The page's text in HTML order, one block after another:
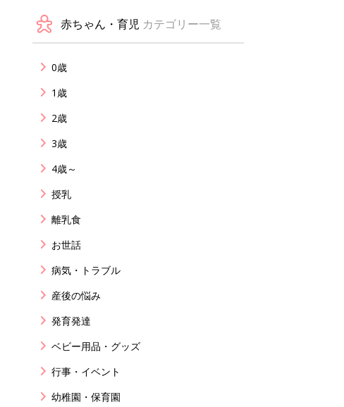
赤ちゃん・育児 カテゴリー一覧
0歳
1歳
2歳
3歳
4歳～
授乳
離乳食
お世話
病気・トラブル
産後の悩み
発育発達
ベビー用品・グッズ
行事・イベント
幼稚園・保育園